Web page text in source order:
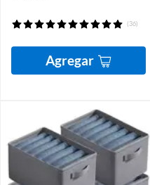
(36)
Agregar